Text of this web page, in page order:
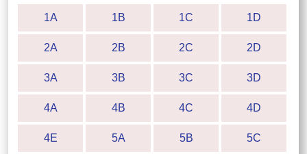
1A 1B 1C 1D
2A 2B 2C 2D
3A 3B 3C 3D
4A 4B 4C 4D
4E 5A 5B 5C